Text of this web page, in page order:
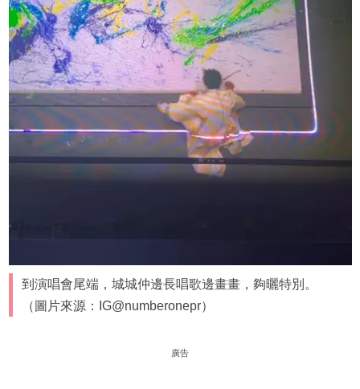
到演唱會尾端，城城仲邊長唱歌邊畫畫，夠曬特別。
（圖片來源：IG@numberonepr）
廣告